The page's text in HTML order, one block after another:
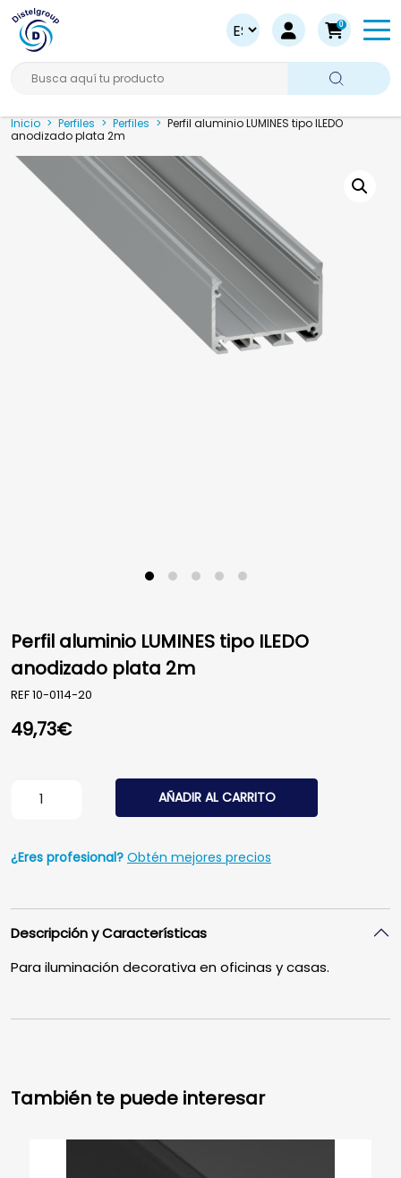
0
Busca aquí tu producto
Inicio > Perfiles > Perfiles > Perfil aluminio LUMINES tipo ILEDO
anodizado plata 2m
Perfil aluminio LUMINES tipo ILEDO
anodizado plata 2m
REF10-0114-20
49,73€
Perfil aluminio LUMINES tipo ILEDO anodizado plata 2m
AÑADIR AL CARRITO
¿Eres profesional? Obtén mejores precios
Descripción y Características
Para iluminación decorativa en oficinas y casas.
También te puede interesar